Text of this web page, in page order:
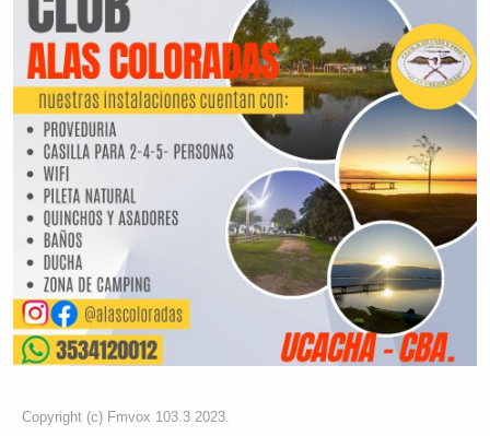
Copyright (c) Fmvox 103.3 2023.